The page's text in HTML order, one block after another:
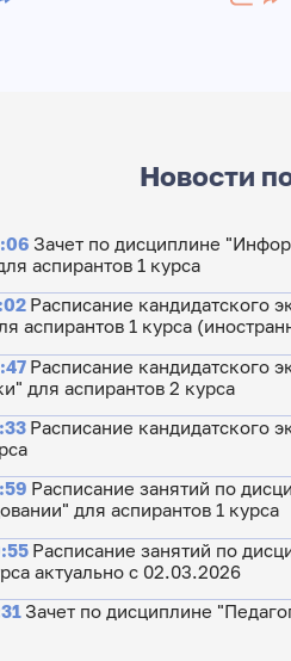
Новости
Зачет по дисциплине
аспирантов 1 курса
Расписание кандидатского
аспирантов 1 курса
Расписание кандидатского
для аспирантов 2 курса
Расписание кандидатского
Расписание занятий по
для аспирантов 1 курса
Расписание занятий по
актуально с 02.03.2026
Зачет по дисциплине